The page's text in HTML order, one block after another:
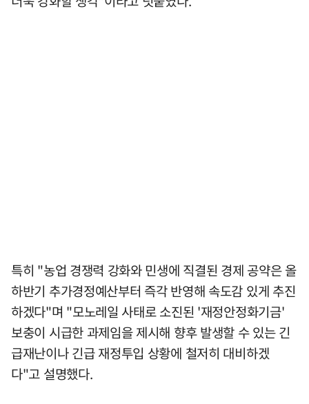
특히 "농업 경쟁력 강화와 민생에 직결된 경제 공약은 올
하반기 추가경정예산부터 즉각 반영해 속도감 있게 추진
하겠다"며 "모노레일 사태로 소진된 '재정안정화기금'
보충이 시급한 과제임을 제시해 향후 발생할 수 있는 긴
급재난이나 긴급 재정투입 상황에 철저히 대비하겠
다"고 설명했다.